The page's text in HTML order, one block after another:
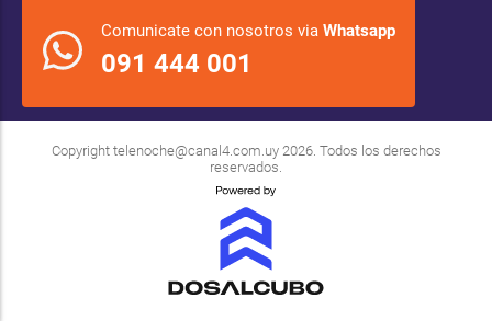
Comunicate con nosotros via Whatsapp
091 444 001
Copyright telenoche@canal4.com.uy2026. Todos los derechos
reservados.